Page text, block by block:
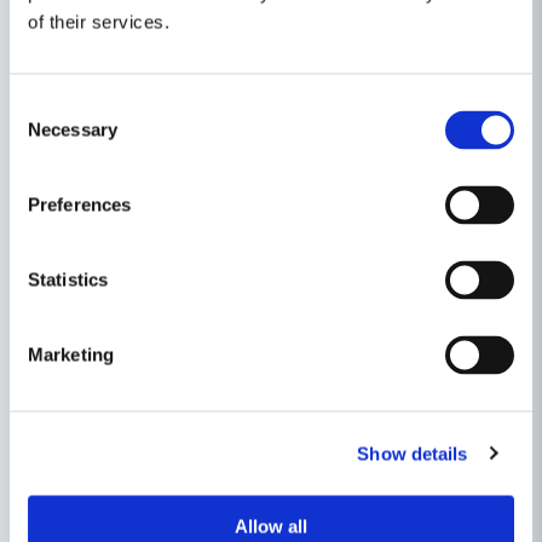
of their services.
Selection
Necessary
Preferences
Statistics
Marketing
Show details
Allow all
Produkttyp Bänkslip